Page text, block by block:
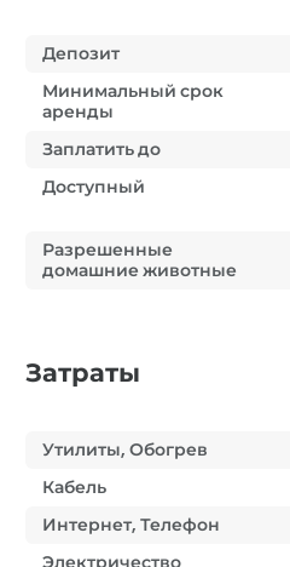
Депозит
Минимальный срок
аренды
Заплатить до
Доступный
Разрешенные
домашние животные
Затраты
Утилиты, Обогрев
Кабель
Интернет, Телефон